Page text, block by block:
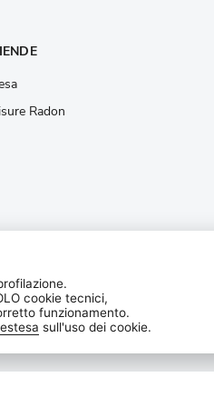
Radon
cookie tecnici,
funzionamento.
sull'uso dei cookie.